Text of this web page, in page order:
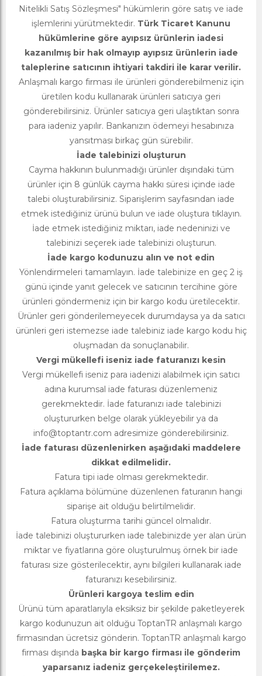
Nitelikli Satış Sözleşmesi" hükümlerin göre satış ve iade
işlemlerini yürütmektedir. Türk Ticaret Kanunu
hükümlerine göre ayıpsız ürünlerin iadesi
kazanılmış bir hak olmayıp ayıpsız ürünlerin iade
taleplerine satıcının ihtiyari takdiri ile karar verilir.
Anlaşmalı kargo firması ile ürünleri gönderebilmeniz için
üretilen kodu kullanarak ürünleri satıcıya geri
gönderebilirsiniz. Ürünler satıcıya geri ulaştıktan sonra
para iadeniz yapılır. Bankanızın ödemeyi hesabınıza
yansıtması birkaç gün sürebilir.
İade talebinizi oluşturun
Cayma hakkının bulunmadığı ürünler dışındaki tüm
ürünler için 8 günlük cayma hakkı süresi içinde iade
talebi oluşturabilirsiniz. Siparişlerim sayfasından iade
etmek istediğiniz ürünü bulun ve iade oluştura tıklayın.
İade etmek istediğiniz miktarı, iade nedeninizi ve
talebinizi seçerek iade talebinizi oluşturun.
İade kargo kodunuzu alın ve not edin
Yönlendirmeleri tamamlayın. İade talebinize en geç 2 iş
günü içinde yanıt gelecek ve satıcının tercihine göre
ürünleri göndermeniz için bir kargo kodu üretilecektir.
Ürünler geri gönderilemeyecek durumdaysa ya da satıcı
ürünleri geri istemezse iade talebiniz iade kargo kodu hiç
oluşmadan da sonuçlanabilir.
Vergi mükellefi iseniz iade faturanızı kesin
Vergi mükellefi iseniz para iadenizi alabilmek için satıcı
adına kurumsal iade faturası düzenlemeniz
gerekmektedir. İade faturanızı iade talebinizi
oluştururken belge olarak yükleyebilir ya da
info@toptantr.com adresimize gönderebilirsiniz.
İade faturası düzenlenirken aşağıdaki maddelere
dikkat edilmelidir.
Fatura tipi iade olması gerekmektedir.
Fatura açıklama bölümüne düzenlenen faturanın hangi
siparişe ait olduğu belirtilmelidir.
Fatura oluşturma tarihi güncel olmalıdır.
İade talebinizi oluştururken iade talebinizde yer alan ürün
miktar ve fiyatlarına göre oluşturulmuş örnek bir iade
faturası size gösterilecektir, aynı bilgileri kullanarak iade
faturanızı kesebilirsiniz.
Ürünleri kargoya teslim edin
Ürünü tüm aparatlarıyla eksiksiz bir şekilde paketleyerek
kargo kodunuzun ait olduğu ToptanTR anlaşmalı kargo
firmasından ücretsiz gönderin. ToptanTR anlaşmalı kargo
firması dışında başka bir kargo firması ile gönderim
yaparsanız iadeniz gerçekeleştirilemez.